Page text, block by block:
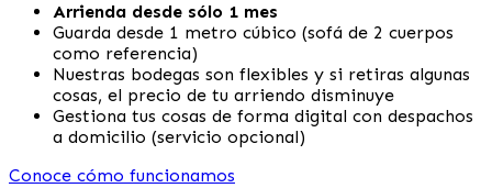
Arrienda desde sólo 1 mes
Guarda desde 1 metro cúbico (sofá de 2 cuerpos
como referencia)
Nuestras bodegas son flexibles y si retiras algunas
cosas, el precio de tu arriendo disminuye
Gestiona tus cosas de forma digital con despachos
a domicilio (servicio opcional)
Conoce cómo funcionamos